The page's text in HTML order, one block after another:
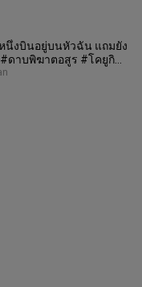
นึ่งบินอยู่บนหัวฉัน แถมยัง
#ดาบพิฆาตอสูร #โคยูกิ